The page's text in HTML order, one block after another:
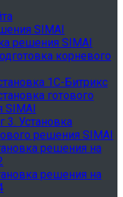
SIMAI
решения SIMAI
корневого
1С-Битрикс
готового
SIMAI
3. Установка
решения SIMAI
решения на
решения на